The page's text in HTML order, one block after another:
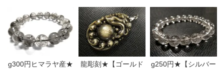
g300円ヒマラヤ産★
龍彫刻★【ゴールド
g250円★【シルバー